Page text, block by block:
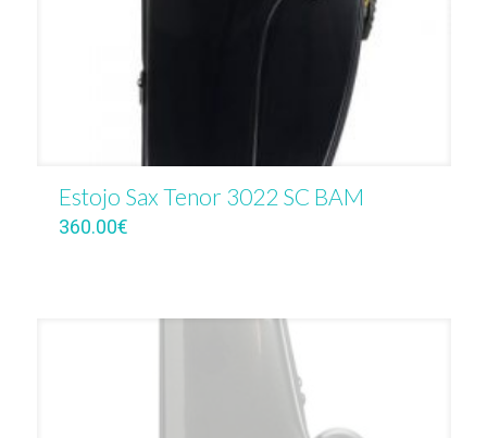
Estojo Sax Tenor 3022 SC BAM
360.00€